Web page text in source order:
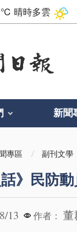
℃ 晴時多雲
新聞
專區 副刊文學
》民防
13 作者： 董